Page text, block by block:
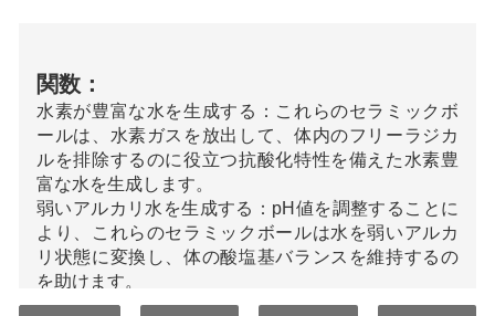
関数：
水素が豊富な水を生成する：これらのセラミックボ
ールは、水素ガスを放出して、体内のフリーラジカ
ルを排除するのに役立つ抗酸化特性を備えた水素豊
富な水を生成します。
弱いアルカリ水を生成する：pH値を調整することに
より、これらのセラミックボールは水を弱いアルカ
リ状態に変換し、体の酸塩基バランスを維持するの
を助けます。
負に帯電した水を生み出します：それらは水に負電